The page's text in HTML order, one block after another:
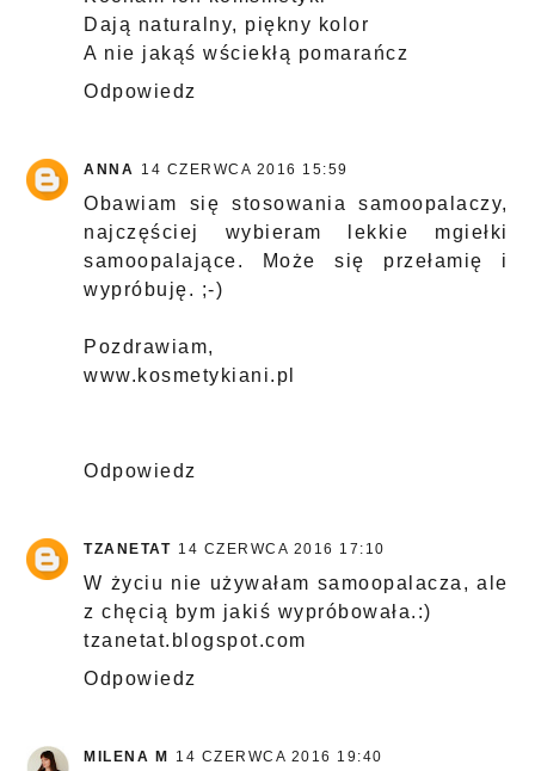
Dają naturalny, piękny kolor
A nie jakąś wściekłą pomarańcz
Odpowiedz
ANNA 14 CZERWCA 2016 15:59
Obawiam się stosowania samoopalaczy,
najczęściej wybieram lekkie mgiełki
samoopalające. Może się przełamię i
wypróbuję. ;-)
Pozdrawiam,
www.kosmetykiani.pl
Odpowiedz
TZANETAT 14 CZERWCA 2016 17:10
W życiu nie używałam samoopalacza, ale
z chęcią bym jakiś wypróbowała.:)
tzanetat.blogspot.com
Odpowiedz
MILENA M 14 CZERWCA 2016 19:40